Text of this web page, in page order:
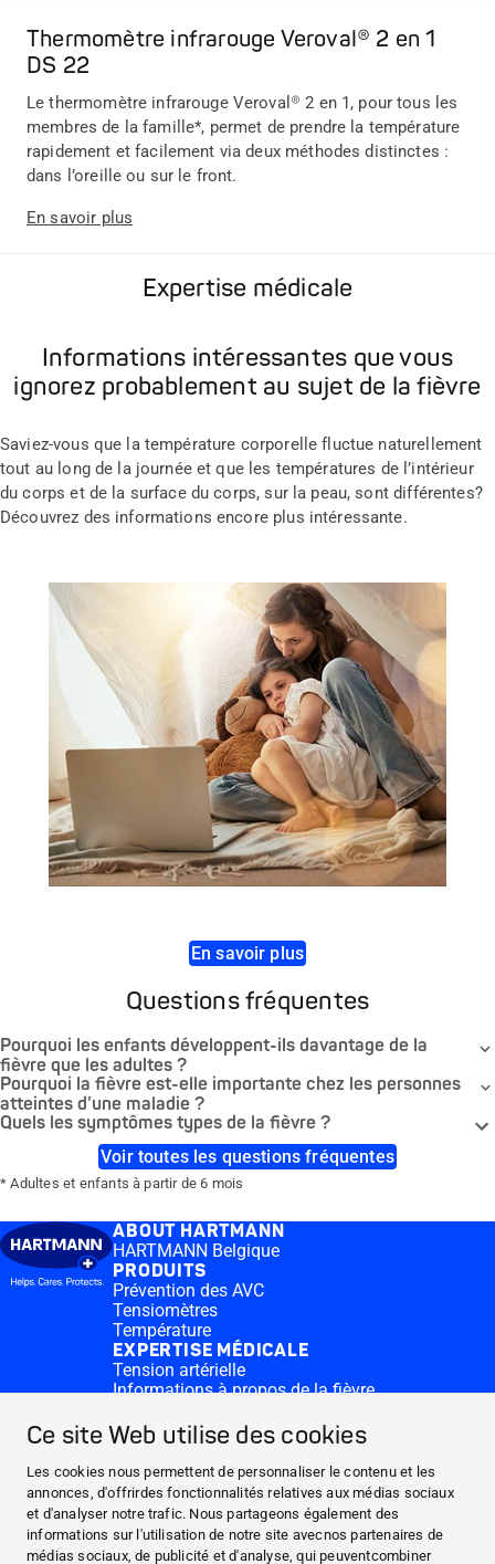
Ce site Web utilise des cookies
Les cookies nous permettent de personnaliser le contenu et les
annonces, d'offrirdes fonctionnalités relatives aux médias sociaux
et d'analyser notre trafic. Nous partageons également des
informations sur l'utilisation de notre site avecnos partenaires de
médias sociaux, de publicité et d'analyse, qui peuventcombiner
Thermomètre infrarouge Veroval® 2 en 1
DS 22
Le thermomètre infrarouge Veroval® 2 en 1, pour tous les
membres de la famille*, permet de prendre la température
rapidement et facilement via deux méthodes distinctes :
dans l’oreille ou sur le front.
En savoir plus
Expertise médicale
Informations intéressantes que vous
ignorez probablement au sujet de la fièvre
Saviez-vous que la température corporelle fluctue naturellement
tout au long de la journée et que les températures de l’intérieur
du corps et de la surface du corps, sur la peau, sont différentes?
Découvrez des informations encore plus intéressante.
En savoir plus
Questions fréquentes
Pourquoi les enfants développent-ils davantage de la
fièvre que les adultes ?
Pourquoi la fièvre est-elle importante chez les personnes
atteintes d’une maladie ?
Quels les symptômes types de la fièvre ?
Voir toutes les questions fréquentes
* Adultes et enfants à partir de 6 mois
ABOUT HARTMANN
HARTMANN Belgique
PRODUITS
Prévention des AVC
Tensiomètres
Température
EXPERTISE MÉDICALE
Tension artérielle
Informations à propos de la fièvre
Medi.connect Login
Contactez-nous
FAQ
ABOUT HARTMANN
PRODUITS
EXPERTISE MÉDICALE